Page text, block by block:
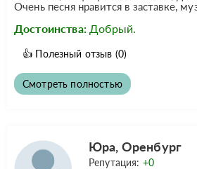
Очень песня нравится в заставке,
Достоинства: Добрый.
👍 Полезный отзыв (0)
Смотреть полностью
Юра, Оренбург
Репутация: +0